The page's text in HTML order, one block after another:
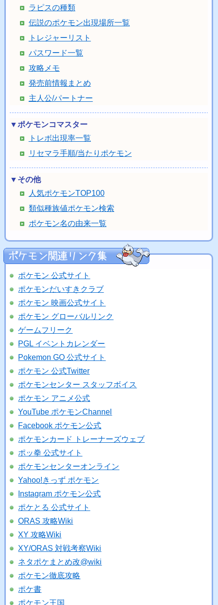
ラピスの種類
伝説のポケモン出現場所一覧
トレジャーリスト
パスワード一覧
攻略メモ
発売前情報まとめ
主人公/パートナー
▼ポケモンコマスター
トレボ出現率一覧
リセマラ手順/当たりポケモン
▼その他
人気ポケモンTOP100
類似種族値ポケモン検索
ポケモン名の由来一覧
ポケモン 公式サイト
ポケモンだいすきクラブ
ポケモン 映画公式サイト
ポケモン グローバルリンク
ゲームフリーク
PGL イベントカレンダー
Pokemon GO 公式サイト
ポケモン 公式Twitter
ポケモンセンター スタッフボイス
ポケモン アニメ公式
YouTube ポケモンChannel
Facebook ポケモン公式
ポケモンカード トレーナーズウェブ
ポッ拳 公式サイト
ポケモンセンターオンライン
Yahoo!きっず ポケモン
Instagram ポケモン公式
ポケとる 公式サイト
ORAS 攻略Wiki
XY 攻略Wiki
XY/ORAS 対戦考察Wiki
ネタポケまとめ改@wiki
ポケモン徹底攻略
ポケ書
ポケモン王国